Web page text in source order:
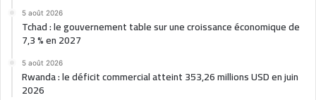
5 août 2026
Tchad : le gouvernement table sur une croissance économique de
7,3 % en 2027
5 août 2026
Rwanda : le déficit commercial atteint 353,26 millions USD en juin
2026